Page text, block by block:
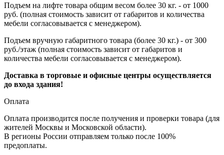
Подъем на лифте товара общим весом более 30 кг. - от 1000
руб. (полная стоимость зависит от габаритов и количества
мебели согласовывается с менеджером).
Подъем вручную габаритного товара (более 30 кг.) - от 300
руб./этаж (полная стоимость зависит от габаритов и
количества мебели согласовывается с менеджером).
Доставка в торговые и офисные центры осуществляется
до входа здания!
Оплата
Оплата производится после получения и проверки товара (для
жителей Москвы и Московской области).
В регионы России отправляем только после 100%
предоплаты.